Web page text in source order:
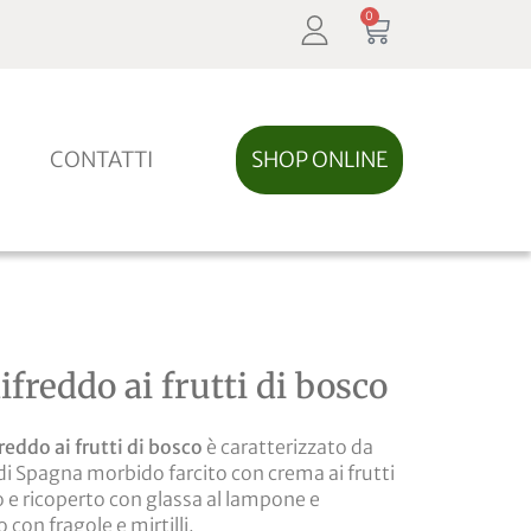
0
CONTATTI SHOP ONLINE
ai frutti di bosco
ai frutti di bosco è caratterizzato da
Spagna morbido farcito con crema ai frutti
e ricoperto con glassa al lampone e
con fragole e mirtilli.